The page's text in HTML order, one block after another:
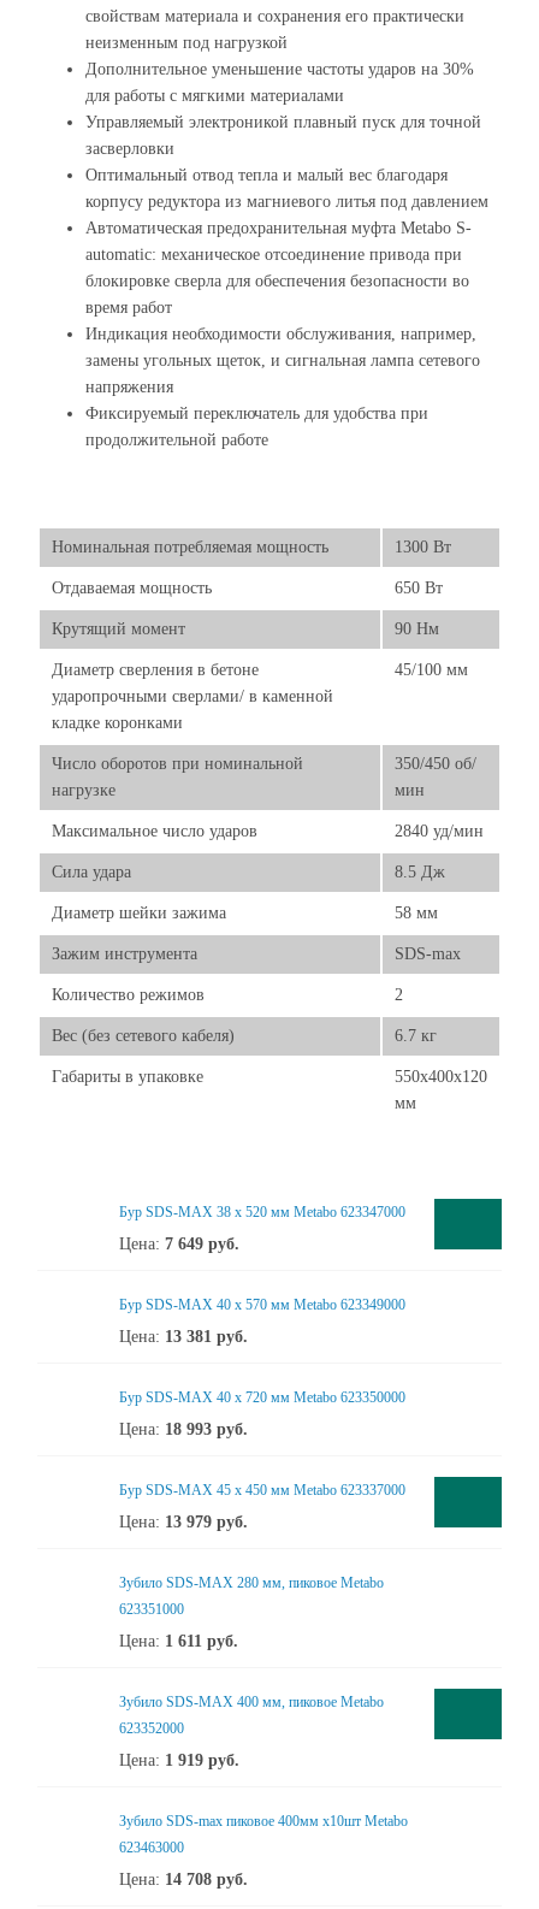
свойствам материала и сохранения его практически
неизменным под нагрузкой
Дополнительное уменьшение частоты ударов на 30%
для работы с мягкими материалами
Управляемый электроникой плавный пуск для точной
засверловки
Оптимальный отвод тепла и малый вес благодаря
корпусу редуктора из магниевого литья под давлением
Автоматическая предохранительная муфта Metabo S-
automatic: механическое отсоединение привода при
блокировке сверла для обеспечения безопасности во
время работ
Индикация необходимости обслуживания, например,
замены угольных щеток, и сигнальная лампа сетевого
напряжения
Фиксируемый переключатель для удобства при
продолжительной работе
Номинальная потребляемая мощность 1300 Вт
Отдаваемая мощность 650 Вт
Крутящий момент 90 Нм
Диаметр сверления в бетоне
ударопрочными сверлами/ в каменной
кладке коронками
45/100 мм
Число оборотов при номинальной
нагрузке
350/450 об/
мин
Максимальное число ударов 2840 уд/мин
Сила удара 8.5 Дж
Диаметр шейки зажима 58 мм
Зажим инструмента SDS-max
Количество режимов 2
Вес (без сетевого кабеля) 6.7 кг
Габариты в упаковке
550х400х120
мм
Бур SDS-MAX 38 x 520 мм Metabo 623347000
Цена: 7 649 руб.
Бур SDS-MAX 40 x 570 мм Metabo 623349000
Цена: 13 381 руб.
Бур SDS-MAX 40 x 720 мм Metabo 623350000
Цена: 18 993 руб.
Бур SDS-MAX 45 x 450 мм Metabo 623337000
Цена: 13 979 руб.
Зубило SDS-MAX 280 мм, пиковое Metabo
623351000
Цена: 1 611 руб.
Зубило SDS-MAX 400 мм, пиковое Metabo
623352000
Цена: 1 919 руб.
Зубило SDS-max пиковое 400мм х10шт Metabo
623463000
Цена: 14 708 руб.